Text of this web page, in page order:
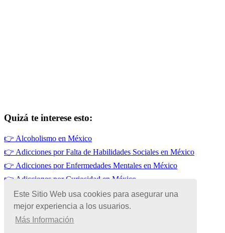
Este Sitio Web usa cookies para asegurar una
mejor experiencia a los usuarios.
Más Información
Quizá te interese esto:
👉 Alcoholismo en México
👉 Adicciones por Falta de Habilidades Sociales en México
👉 Adicciones por Enfermedades Mentales en México
👉 Adicciones por Curiosidad en México
👉Adicciones en México
👉Adicciones por Prescripción Médica en México
© Copyright 2026 | Todos los Derechos Reservados